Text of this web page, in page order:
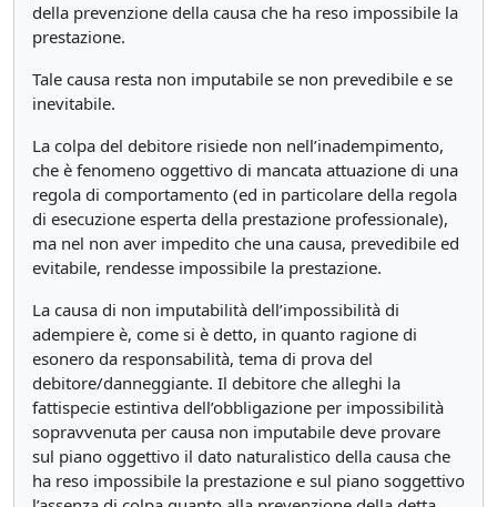
della prevenzione della causa che ha reso impossibile la
prestazione.
Tale causa resta non imputabile se non prevedibile e se
inevitabile.
La colpa del debitore risiede non nell’inadempimento,
che è fenomeno oggettivo di mancata attuazione di una
regola di comportamento (ed in particolare della regola
di esecuzione esperta della prestazione professionale),
ma nel non aver impedito che una causa, prevedibile ed
evitabile, rendesse impossibile la prestazione.
La causa di non imputabilità dell’impossibilità di
adempiere è, come si è detto, in quanto ragione di
esonero da responsabilità, tema di prova del
debitore/danneggiante. Il debitore che alleghi la
fattispecie estintiva dell’obbligazione per impossibilità
sopravvenuta per causa non imputabile deve provare
sul piano oggettivo il dato naturalistico della causa che
ha reso impossibile la prestazione e sul piano soggettivo